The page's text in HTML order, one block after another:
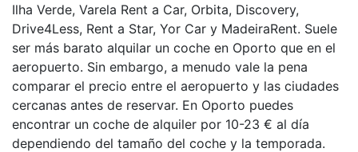
Ilha Verde, Varela Rent a Car, Orbita, Discovery,
Drive4Less, Rent a Star, Yor Car y MadeiraRent. Suele
ser más barato alquilar un coche en Oporto que en el
aeropuerto. Sin embargo, a menudo vale la pena
comparar el precio entre el aeropuerto y las ciudades
cercanas antes de reservar. En Oporto puedes
encontrar un coche de alquiler por 10-23 € al día
dependiendo del tamaño del coche y la temporada.